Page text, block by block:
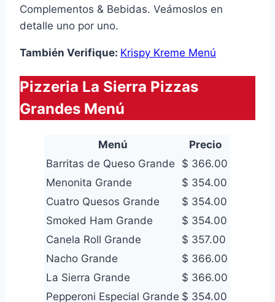
Complementos & Bebidas. Veámoslos en
detalle uno por uno.
También Verifique: Krispy Kreme Menú
Pizzeria La Sierra Pizzas
Grandes Menú
Menú
Precio
Barritas de Queso Grande
$ 366.00
Menonita Grande
$ 354.00
Cuatro Quesos Grande
$ 354.00
Smoked Ham Grande
$ 354.00
Canela Roll Grande
$ 357.00
Nacho Grande
$ 366.00
La Sierra Grande
$ 366.00
Pepperoni Especial Grande $ 354.00